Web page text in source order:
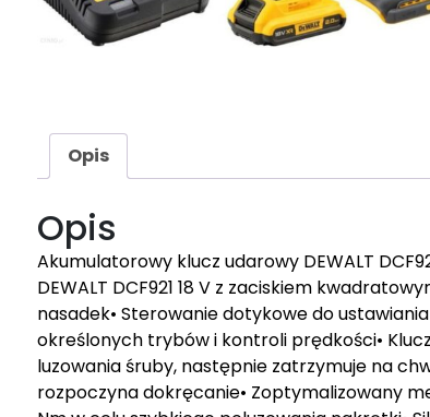
Opis
Opis
Akumulatorowy klucz udarowy DEWALT
DEWALT DCF921 18 V z zaciskiem
nasadek• Sterowanie dotykowe do
określonych trybów i kontroli prędkości•
luzowania śruby, następnie zatrzymuje na
rozpoczyna dokręcanie• Zoptymalizowany